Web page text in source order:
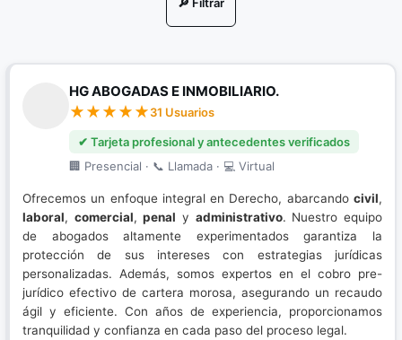
Porte Ilegal de Armas
Restitución de Tierras
Sistema Penal Acusatorio
HG ABOGADAS E INMOBILIARIO.
31 Usuarios
✔ Tarjeta profesional y antecedentes verificados
🏢 Presencial · 📞 Llamada · 💻 Virtual
Ofrecemos un enfoque integral en Derecho, abarcando civil,
laboral, comercial,penal y administrativo. Nuestro equipo
de abogados altamente experimentados garantiza la
protección de sus intereses con estrategias jurídicas
personalizadas. Además, somos expertos en el cobro pre-
jurídico efectivo de cartera morosa, asegurando un recaudo
ágil y eficiente. Con años de experiencia, proporcionamos
tranquilidad y confianza en cada paso del proceso legal.